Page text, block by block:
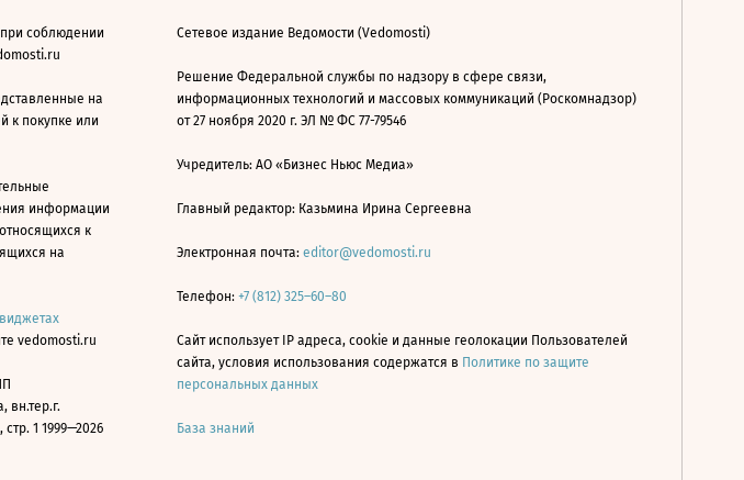
соблюдении
на
к покупке или
информации
к
на
vedomosti.ru
вн.тер.г.
1 1999—2026
Сетевое издание Ведомости (Vedomosti)
Решение Федеральной службы по надзору в сфере связи,
информационных технологий и массовых коммуникаций (Роскомнадзор)
от 27 ноября 2020 г. ЭЛ № ФС 77-79546
Учредитель: АО «Бизнес Ньюс Медиа»
Главный редактор: Казьмина Ирина Сергеевна
Электронная почта: editor@vedomosti.ru
Телефон: +7 (812) 325–60–80
Сайт использует IP адреса, cookie и данные геолокации Пользователей
сайта, условия использования содержатся в Политике по защите
персональных данных
База знаний